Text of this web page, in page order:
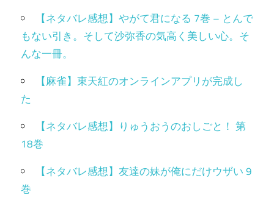
【ネタバレ感想】やがて君になる 7巻 – とんで
もない引き。そして沙弥香の気高く美しい心。そ
んな一冊。
【麻雀】東天紅のオンラインアプリが完成し
た
【ネタバレ感想】りゅうおうのおしごと！ 第
18巻
【ネタバレ感想】友達の妹が俺にだけウザい 9
巻